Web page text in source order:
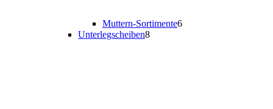
Muttern-Sortimente6
Unterlegscheiben8